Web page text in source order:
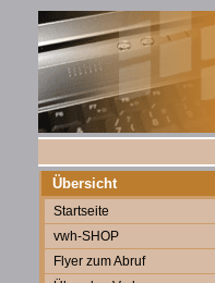
Übersicht
Startseite
vwh-SHOP
Flyer zum Abruf